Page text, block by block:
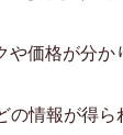
や価格が分か
の情報が得ら